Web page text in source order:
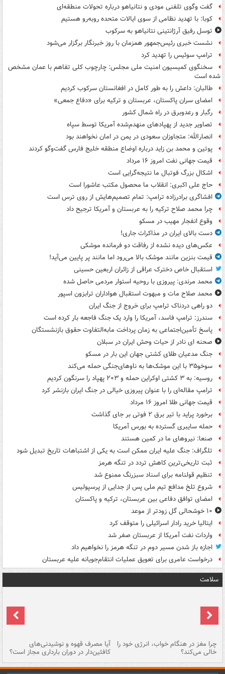
گفت وگوی تلفنی مودی و نتانیاهو درباره تحولات منطقه‌ای
کوبا: با تهدید نظامی از سوی ایالات متحده روبه‌رو هستیم
توسل رفیق آرژانتینی نتانیاهو به سرکوب
نشست خبری رئیس‌جمهور همزمان با روز خبرنگار برگزار می‌شود
ترامپ سوئیس را تهدید کرد
سخنگوی کمیسیون امنیت ملی مجلس: چارچوب کلی تفاهم با عمان مشخص
شده است
طالبان: داعش را به طور کامل در افغانستان سرکوب کردیم
امضای سران پاکستان، عربستان و ترکیه برای «دفاع جمعی»
رگبار و رعدوبرق در راه شمال کشور
تصاویر جدید از پهپادهای منهدم‌شده آمریکا توسط سپاه
انصارالله: متجاوزان سعودی در یمن در امان نخواهند بود
پوتین و محمد بن زاید درباره اوضاع منطقه خلیج فارس گفت‌وگو کردند
قیمت جهانی نفت امروز ۱۶ مرداد
اشکال بزرگ فوتبال ما نتیجه‌گرایی است
حاج علی اکبری: انقلاب ما محصول مکتب عاشورا است
افشاگری برادرزاده ترامپ: تمام تصمیم‌هایش از روی ترس است
چرا محمد صلاح ترکیه را به عربستان و آمریکا ترجیح داد
وقوع انفجار مهیب در مسکو
دست بالای ایران در مذاکرات جاری!
عکس‌های دیده نشده از رفاقت دو فرمانده‌ موشکی
قیمت بنزین مانند موشک بالا می‌رود اما مانند پر پایین می‌آید!
استقبال خاص دخترک عراقی از زائران اربعین حسینی
محمد مرندی: پیروزی با روحیه استوار مردمی حاصل شده
محمد صلاح مات و مبهوت استقبال هواداران ترابزون اسپور
دو راهی دردناک ترامپ برای خروج از جنگ ایران
سندرز: ترامپ فاسد، آمریکا را وارد یک جنگ فاجعه بار کرده است
پاسخ تأمین‌اجتماعی به زمان پرداخت مابه‌التفاوت حقوق بازنشستگان
صحنه ای نادر از حیات وحش ایران در سبلان
جنگ مدعیان طلای کشتی جهان این بار در مسکو
سوخو۳۵ با این موشک‌ها به ناوهای‌جنگی حمله می‌کند
روسیه: به ۳ کشتی اوکراین حمله و ۲۰۳ پهپاد را سرنگون کردیم
ترامپ مقاله‌ای را با عنوان پیروزی خیالی در جنگ ایران بازنشر کرد
قیمت جهانی طلا امروز ۱۶ مرداد
برخورد پراید با تیر برق ۲ فوتی بر جای گذاشت
حمله سایبری گسترده به بورس آمریکا
صنعا: نیروهای ما در کمین‌ هستند
تلگراف: جنگ علیه ایران ممکن است به یکی از اشتباهات تاریخ تبدیل شود
ثبت تاریخی‌ترین کاهش تردد در تنگه هرمز
تنظیم قولنامه برای اسناد سبزرنگ ممنوع شد
شروع تلخ مدافع تیم ملی پس از جدایی از پرسپولیس
امضای توافق دفاعی بین عربستان، ترکیه و پاکستان
۱۰ خوشحالی گل زودتر از موعد
ایتالیا خرید رادار اسرائیلی را متوقف کرد
واردات نفت آمریکا از عربستان صفر شد
اجازه باز شدن مسیر دوم در تنگه هرمز را نخواهیم داد
درخواست عامری برای تعویق عملیات انتقام‌جویانه علیه عربستان
سلامت
چرا مغز در هنگام خواب، انرژی خود را
خالی می‌کند؟
آیا مصرف قهوه و نوشیدنی‌های
کافئین‌دار در دوران بارداری مجاز است؟